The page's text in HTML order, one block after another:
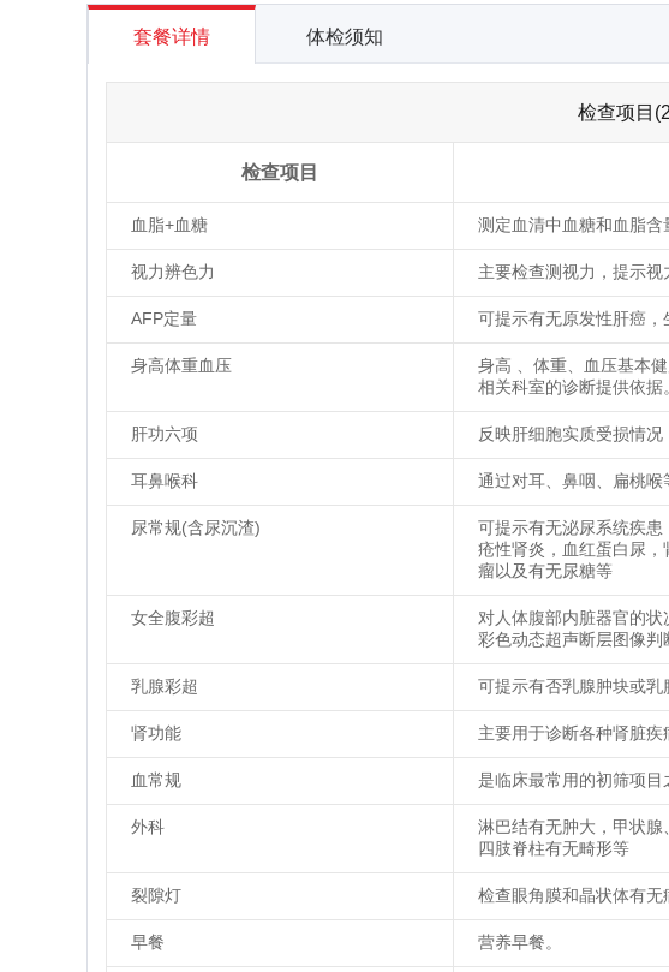
套餐详情 体检须知
检查项目
检查项目
血脂+血糖 测定血清中血糖和血脂含
视力辨色力 主要检查测视力，提示视
AFP定量 可提示有无原发性肝癌，
身高体重血压
身高 、体重、血压基本
相关科室的诊断提供依据。
肝功六项 反映肝细胞实质受损情况
耳鼻喉科 通过对耳、鼻咽、扁桃喉
尿常规(含尿沉渣)
可提示有无泌尿系统疾
疮性肾炎，血红蛋白尿
瘤以及有无尿糖等
女全腹彩超
对人体腹部内脏器官的
彩色动态超声断层图像
乳腺彩超 可提示有否乳腺肿块或乳
肾功能 主要用于诊断各种肾脏
血常规 是临床最常用的初筛项目
外科
淋巴结有无肿大，甲状腺
四肢脊柱有无畸形等
裂隙灯 检查眼角膜和晶状体有
早餐 营养早餐。